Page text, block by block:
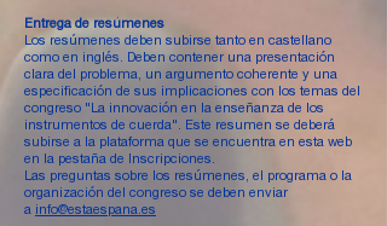
Entrega de resúmenes
Los resúmenes deben subirse tanto en castellano
como en inglés. Deben contener una presentación
clara del problema, un argumento coherente y una
especificación de sus implicaciones con los temas del
congreso "La innovación en la enseñanza de los
instrumentos de cuerda". Este resumen se deberá
subirse a la plataforma que se encuentra en esta web
en la pestaña de Inscripciones.
Las preguntas sobre los resúmenes, el programa o la
organización del congreso se deben enviar
a info@estaespana.es